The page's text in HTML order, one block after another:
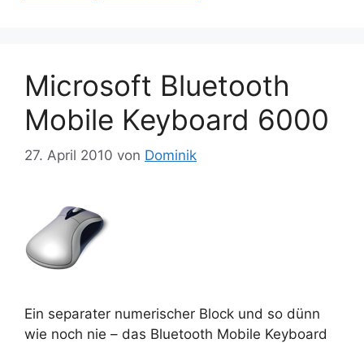
Microsoft Bluetooth
Mobile Keyboard 6000
27. April 2010 von Dominik
Ein separater numerischer Block und so dünn
wie noch nie – das Bluetooth Mobile Keyboard